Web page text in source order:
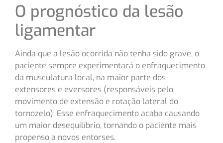
O prognóstico da lesão
ligamentar
Ainda que a lesão ocorrida não tenha sido grave, o
paciente sempre experimentará o enfraquecimento
da musculatura local, na maior parte dos
extensores e eversores (responsáveis pelo
movimento de extensão e rotação lateral do
tornozelo). Esse enfraquecimento acaba causando
um maior desequilíbrio, tornando o paciente mais
propenso a novos entorses.